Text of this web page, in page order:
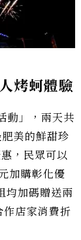
烤蚵體驗
動」，兩天共
美的鮮甜珍
，民眾可以
加購彰化優
均加碼贈送兩
作店家消費折